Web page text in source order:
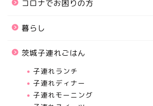
コロナでお困りの方
暮らし
茨城子連れごはん
子連れランチ
子連れディナー
子連れモーニング